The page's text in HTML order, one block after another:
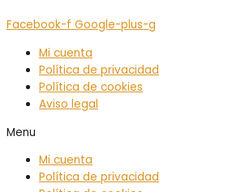
Facebook-f Google-plus-g
Mi cuenta
Política de privacidad
Política de cookies
Aviso legal
Menu
Mi cuenta
Política de privacidad